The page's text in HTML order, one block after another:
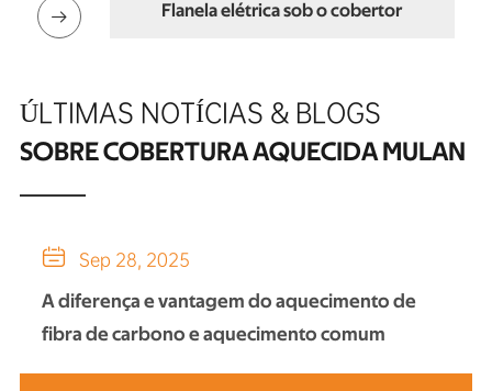
Poliéster elétrico sob cobertor Flanela elétrica

ÚLTIMAS NOTÍCIAS & BLOGS
SOBRE COBERTURA AQUECIDA MULAN
 Sep 28, 2025
A diferença e vantagem do aquecimento de
fibra de carbono e aquecimento comum